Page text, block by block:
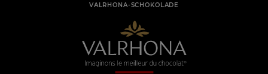
VALRHONA-SCHOKOLADE